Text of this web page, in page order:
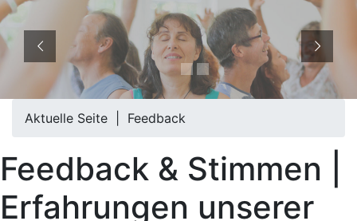
EUROPÄISCHERBERUFSVERBAND
Aktuelle Seite | Feedback
Feedback & Stimmen |
Erfahrungen unserer